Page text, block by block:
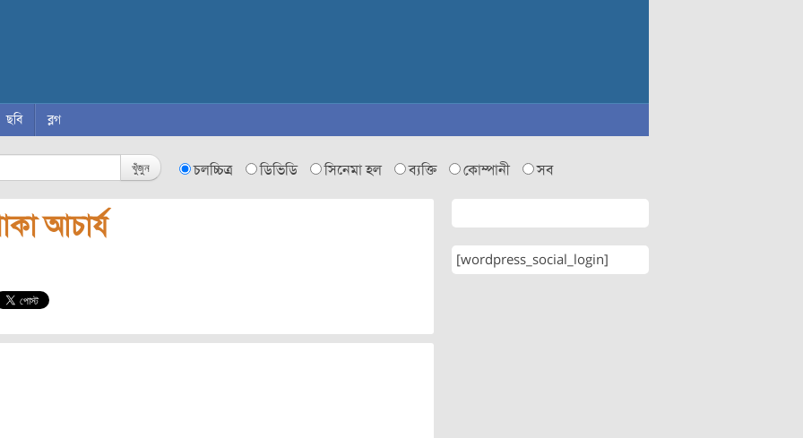
ছবি ব্লগ
খুঁজুন চলচ্চিত্র ডিভিডি সিনেমা হল ব্যক্তি কোম্পানী সব
আচার্য
[wordpress_social_login]